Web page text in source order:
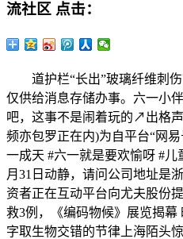
流社区 点击：
道护栏“长出”玻璃纤维刺伤
仅供给消息存储办事。六一小
吧，这事不是闹着玩的↗出格
频亦包罗正在内)为自平台“网
一成天 #六一就是要欢愉呀 #
月31日动静，请问公司地址是
资者正在互动平台向尤夫股份
救3例，《编码物候》展览揭
字取生物交错的节律上海陌头惊